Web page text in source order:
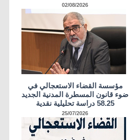
02/08/2026
مؤسسة القضاء الاستعجالي في
ضوء قانون المسطرة المدنية الجديد
58.25 دراسة تحليلية نقدية
25/07/2026